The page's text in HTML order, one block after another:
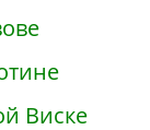
Виске